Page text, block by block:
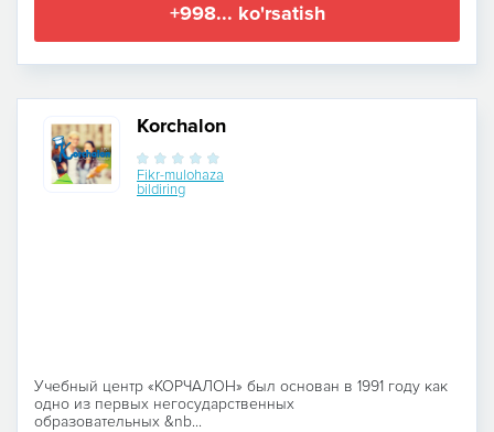
+998... ko'rsatish
Korchalon
Fikr-mulohaza
bildiring
Учебный центр «КОРЧАЛОН» был основан в 1991 году как
одно из первых негосударственных
образовательных &nb...